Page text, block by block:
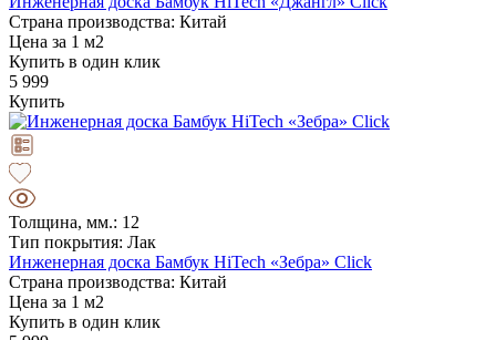
Страна производства: Китай
Цена за 1 м2
Купить в один клик
5 999
Купить
Толщина, мм.: 12
Тип покрытия: Лак
Инженерная доска Бамбук HiTech «Зебра» Click
Страна производства: Китай
Цена за 1 м2
Купить в один клик